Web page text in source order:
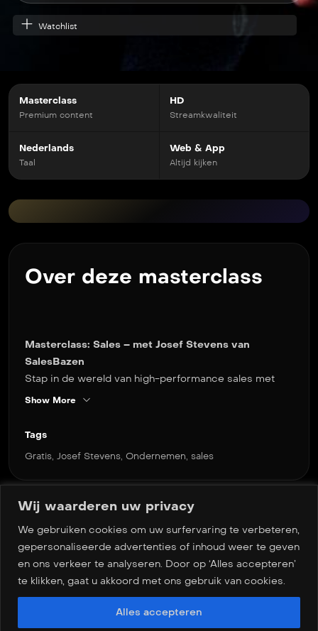
Wij waarderen uw privacy
We gebruiken cookies om uw surfervaring te verbeteren,
gepersonaliseerde advertenties of inhoud weer te geven
en ons verkeer te analyseren. Door op ‘Alles accepteren’
te klikken, gaat u akkoord met ons gebruik van cookies.
Alles accepteren
Watchlist
Masterclass
Premium content
HD
Streamkwaliteit
Nederlands
Taal
Web & App
Altijd kijken
Over deze masterclass
Masterclass: Sales – met Josef Stevens van
SalesBazen
Stap in de wereld van high-performance sales met
Josef Stevens, oprichter van SalesBazen. In deze
potentiële klant een loyale koper maakt met bewezen
Expertinzichten
wat echt werkt in de wereld van sales.
Praktische verkooptechnieken
Krijg direct toepasbare stappen en technieken
om jouw closing rate te verhogen.
Ontwikkel het vermogen om klantbehoeften te
Show More
Tags
Gratis, Josef Stevens, Ondernemen, sales
Meer masterclasses